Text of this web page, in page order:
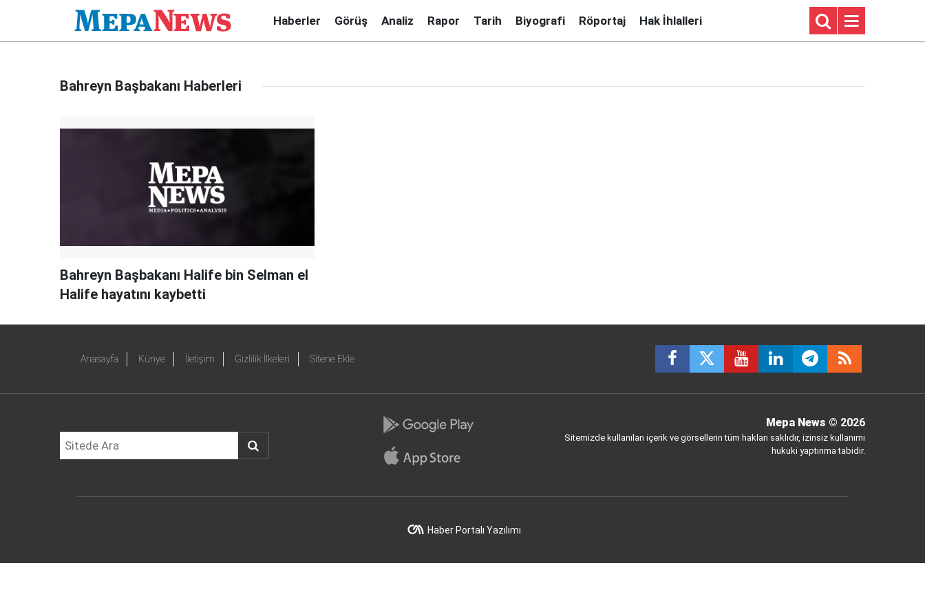
Haberler Görüş Analiz Rapor Tarih Biyografi Röportaj Hak İhlalleri
Bahreyn Başbakanı Haberleri
Bahreyn Başbakanı Halife bin Selman el
Halife hayatını kaybetti
Anasayfa Künye İletişim Gizlilik İlkeleri Sitene Ekle
Mepa News © 2026
Sitemizde kullanılan içerik ve görsellerin tüm hakları saklıdır, izinsiz kullanımı
hukuki yaptırıma tabidir.
Haber Portalı Yazılımı